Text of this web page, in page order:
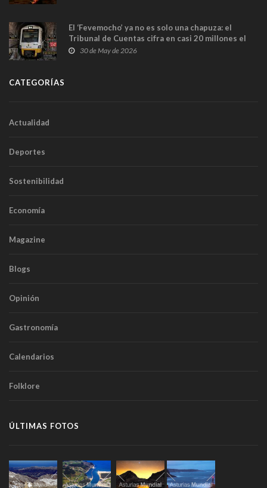
El ‘Fevemocho’ ya no es solo una chapuza: el
Tribunal de Cuentas cifra en casi 20 millones el
sobrecoste de los trenes que no cabían por los
30 de May de 2026
CATEGORÍAS
Actualidad
Deportes
Sostenibilidad
Economía
Magazine
Blogs
Opinión
Gastronomía
Calendarios
Folklore
ÚLTIMAS FOTOS